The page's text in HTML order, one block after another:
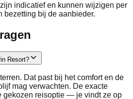
indicatief en kunnen wijzigen per
bezetting bij de aanbieder.
Resort?
Dat past bij het comfort en de
mag verwachten. De exacte
gekozen reisoptie — je vindt ze op